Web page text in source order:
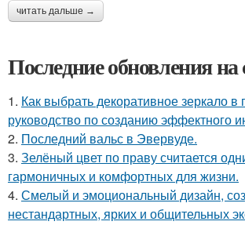
читать дальше →
Последние обновления на
1. Как выбрать декоративное зеркало в
руководство по созданию эффектного
2. Последний вальс в Эвервуде.
3. Зелёный цвет по праву считается
гармоничных и комфортных для жизни.
4. Смелый и эмоциональный дизайн,
нестандартных, ярких и общительных